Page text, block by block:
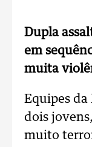
Dupla
em
muita
Equipes
dois
muito